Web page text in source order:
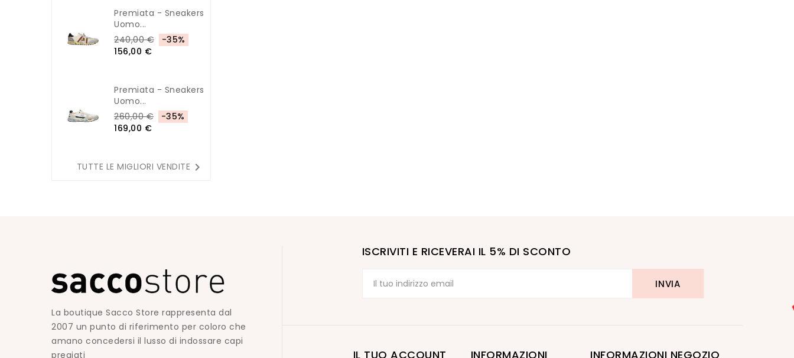
Premiata - Sneakers
Uomo...
240,00 €
-35%
156,00 €
Premiata - Sneakers
Uomo...
260,00 €
-35%
169,00 €
TUTTE LE MIGLIORI VENDITE 
La boutique Sacco Store rappresenta dal
2007 un punto di riferimento per coloro che
amano concedersi il lusso di indossare capi
pregiati
ISCRIVITI E RICEVERAI IL 5% DI SCONTO
IL TUO ACCOUNT INFORMAZIONI INFORMAZIONI NEGOZIO